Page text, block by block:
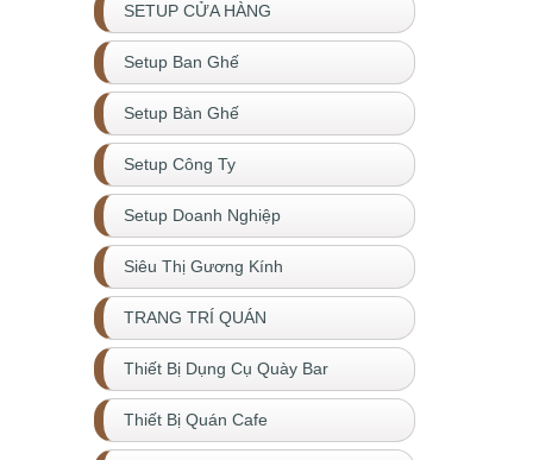
SETUP CỬA HÀNG
Setup Ban Ghế
Setup Bàn Ghế
Setup Công Ty
Setup Doanh Nghiệp
Siêu Thị Gương Kính
TRANG TRÍ QUÁN
Thiết Bị Dụng Cụ Quày Bar
Thiết Bị Quán Cafe